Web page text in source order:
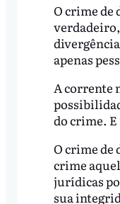
O crime de
verdadeiro,
apenas
A corrente
do crime.
O crime de
crime
jurídicas
sua